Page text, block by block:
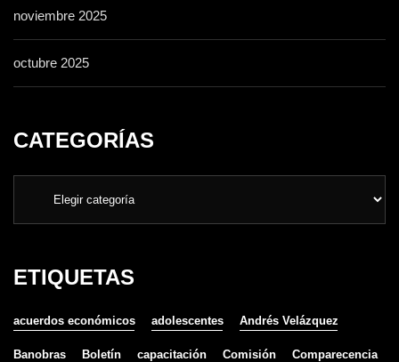
noviembre 2025
octubre 2025
CATEGORÍAS
ETIQUETAS
acuerdos económicos adolescentes Andrés Velázquez
Banobras Boletín capacitación Comisión Comparecencia